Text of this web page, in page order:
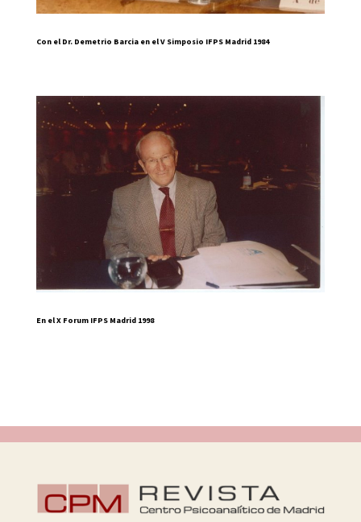
Con el Dr. Demetrio Barcia en el V Simposio IFPS Madrid 1984
En el X Forum IFPS Madrid 1998